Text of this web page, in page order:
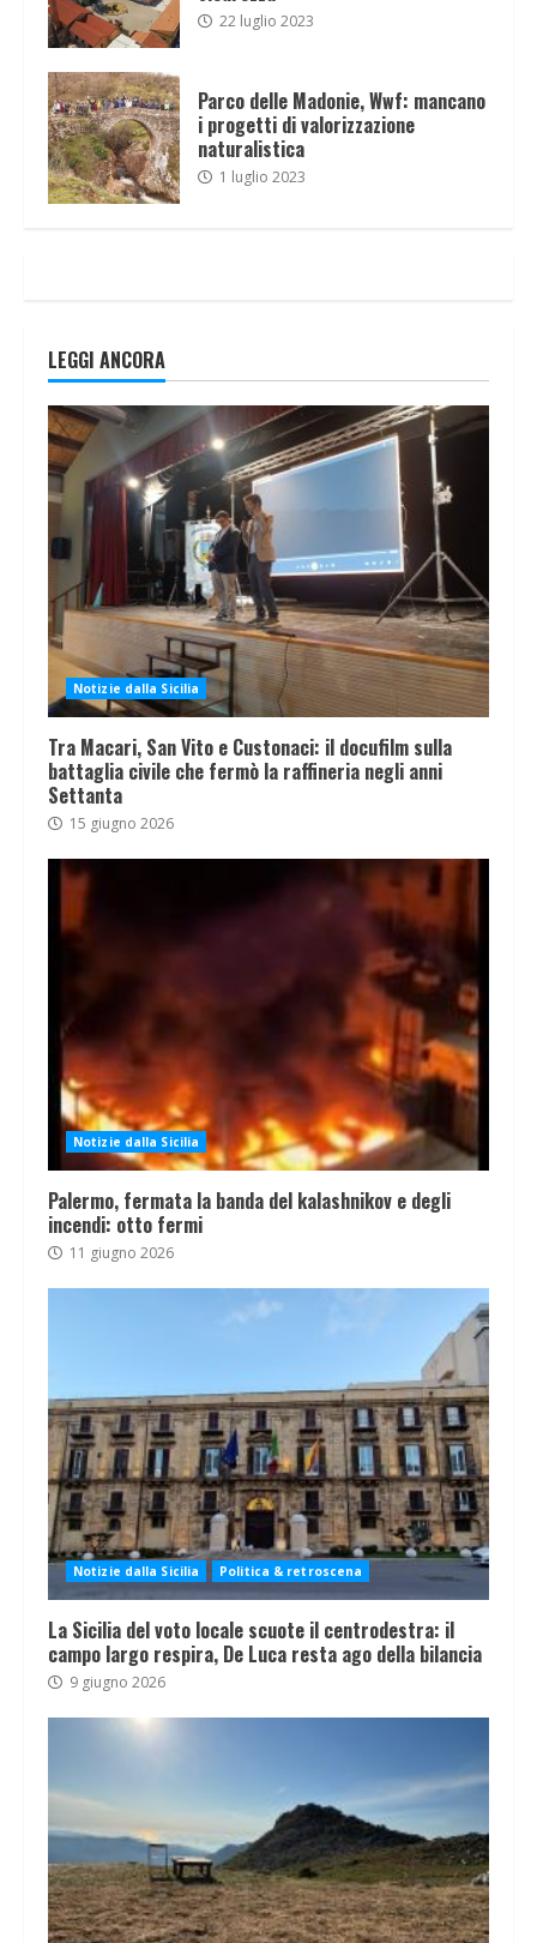
22 luglio 2023
Parco delle Madonie, Wwf: mancano
i progetti di valorizzazione
naturalistica
1 luglio 2023
LEGGI ANCORA
Notizie dalla Sicilia
Tra Macari, San Vito e Custonaci: il docufilm sulla
battaglia civile che fermò la raffineria negli anni
Settanta
15 giugno 2026
Notizie dalla Sicilia
Palermo, fermata la banda del kalashnikov e degli
incendi: otto fermi
11 giugno 2026
Notizie dalla Sicilia Politica & retroscena
La Sicilia del voto locale scuote il centrodestra: il
campo largo respira, De Luca resta ago della bilancia
9 giugno 2026